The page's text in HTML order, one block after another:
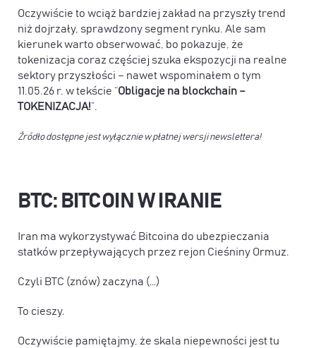
Oczywiście to wciąż bardziej zakład na przyszły trend
niż dojrzały, sprawdzony segment rynku. Ale sam
kierunek warto obserwować, bo pokazuje, że
tokenizacja coraz częściej szuka ekspozycji na realne
sektory przyszłości – nawet wspominałem o tym
11.05.26 r. w tekście “Obligacje na blockchain –
TOKENIZACJA!”.
Źródło dostępne jest wyłącznie w płatnej wersji newslettera!
BTC: BITCOIN W IRANIE
Iran ma wykorzystywać Bitcoina do ubezpieczania
statków przepływających przez rejon Cieśniny Ormuz.
Czyli BTC (znów) zaczyna (…)
To cieszy.
Oczywiście pamiętajmy, że skala niepewności jest tu